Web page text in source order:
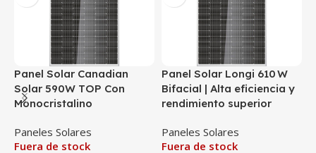
Panel Solar Canadian
Solar 590W TOP Con
Monocristalino
Paneles Solares
Fuera de stock
Panel Solar Longi 610 W
Bifacial | Alta eficiencia y
rendimiento superior
Paneles Solares
Fuera de stock